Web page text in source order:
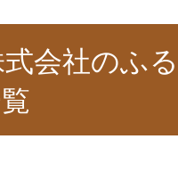
会社のふ